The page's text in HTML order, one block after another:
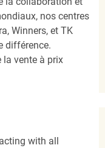
nos centres
Winners, et TK
différence.
la vente à prix
with all